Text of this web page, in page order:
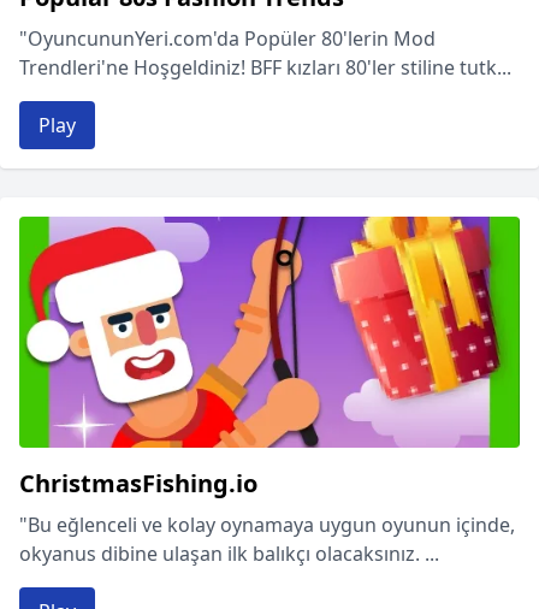
"OyuncununYeri.com'da Popüler 80'lerin Mod
Trendleri'ne Hoşgeldiniz! BFF kızları 80'ler stiline tutk...
Play
ChristmasFishing.io
"Bu eğlenceli ve kolay oynamaya uygun oyunun içinde,
okyanus dibine ulaşan ilk balıkçı olacaksınız. ...